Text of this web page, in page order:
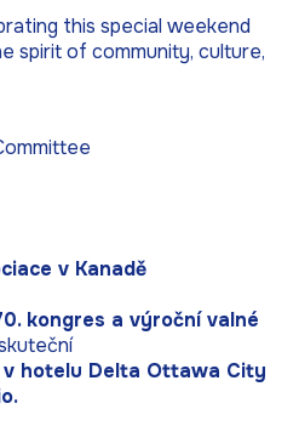
this special weekend
spirit of community, culture,
v Kanadě
kongres a výroční valné
hotelu Delta Ottawa City